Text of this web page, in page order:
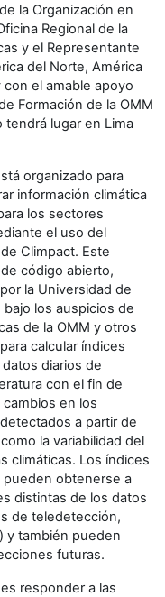
la Organización en
Regional de la
y el Representante
del Norte, América
el amable apoyo
Formación de la OMM
tendrá lugar en Lima
organizado para
información climática
los sectores
el uso del
Climpact. Este
código abierto,
la Universidad de
bajo los auspicios de
de la OMM y otros
calcular índices
diarios de
con el fin de
en los
a partir de
la variabilidad del
climáticas. Los índices
obtenerse a
distintas de los datos
de teledetección,
y también pueden
futuras.
responder a las